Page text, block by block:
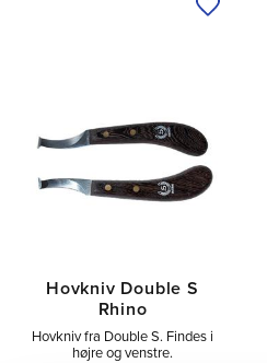
Tilføj til
Hovkniv Double S
Rhino
Hovkniv fra Double S. Findes i
højre og venstre.